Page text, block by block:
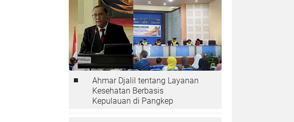
Ahmar Djalil tentang Layanan
Kesehatan Berbasis
Kepulauan di Pangkep